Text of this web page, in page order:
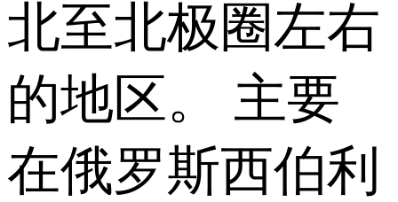
北至北极圈左右
的地区。 主要
在俄罗斯西伯利